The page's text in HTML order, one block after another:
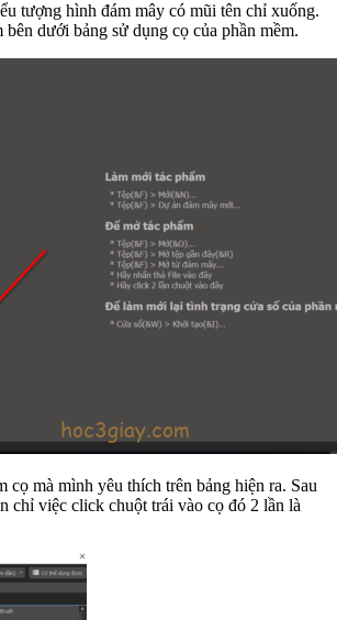
tượng hình đám mây có mũi tên chỉ xuống.
dưới bảng sử dụng cọ của phần mềm.
cọ mà mình yêu thích trên bảng hiện ra. Sau
chỉ việc click chuột trái vào cọ đó 2 lần là